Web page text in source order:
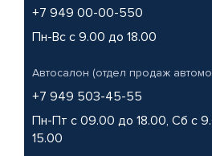
+7 949 00-00-550
Пн-Вс с 9.00 до 18.00
Автосалон (отдел продаж
+7 949 503-45-55
Пн-Пт с 09.00 до 18.00, Сб с
15.00